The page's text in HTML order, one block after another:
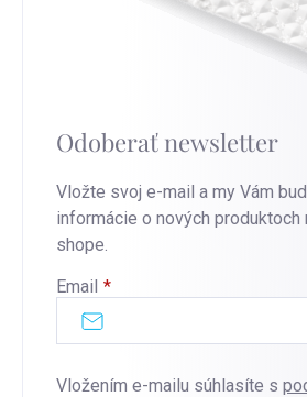
Odoberať newsletter
Vložte svoj e-mail a my Vám
informácie o nových produktoch
shope.
Email
Vložením e-mailu súhlasíte s